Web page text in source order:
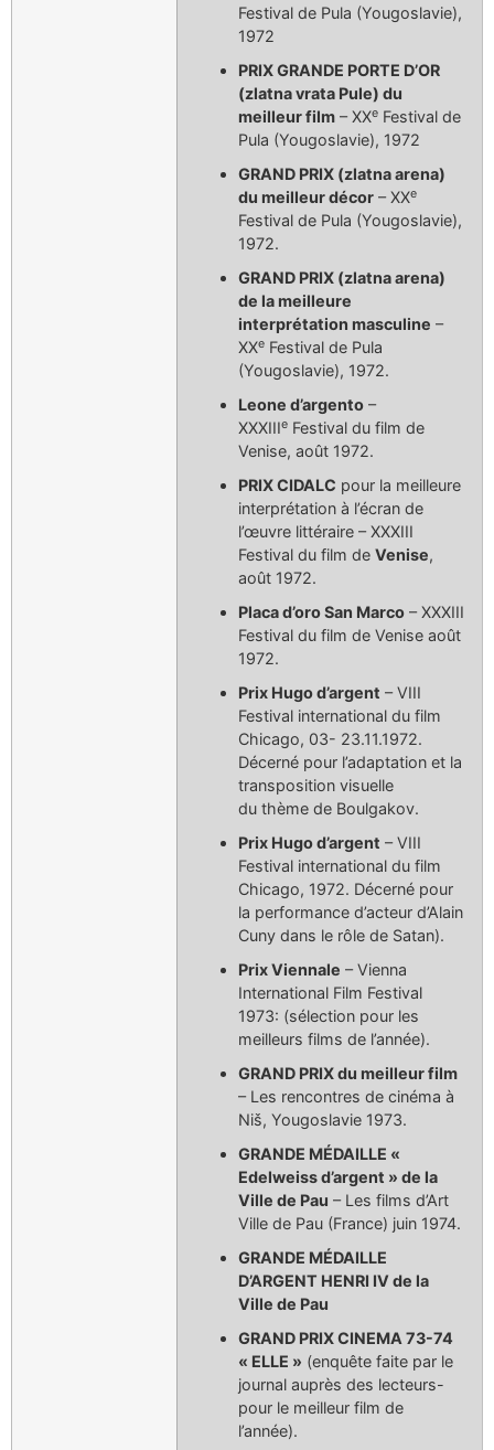
Festival de Pula (Yougoslavie),
1972
PRIX GRANDE PORTE D’OR
(zlatna vrata Pule) du
meilleur film – XXe Festival de
Pula (Yougoslavie), 1972
GRAND PRIX (zlatna arena)
du meilleur décor – XXe
Festival de Pula (Yougoslavie),
1972.
GRAND PRIX (zlatna arena)
de la meilleure
interprétation masculine –
XXe Festival de Pula
(Yougoslavie), 1972.
Leone d’argento –
XXXIIIe Festival du film de
Venise, août 1972.
PRIX CIDALC pour la meilleure
interprétation à l’écran de
l’œuvre littéraire – XXXIII
Festival du film de Venise,
août 1972.
Placa d’oro San Marco – XXXIII
Festival du film de Venise août
1972.
Prix Hugo d’argent – VIII
Festival international du film
Chicago, 03- 23.11.1972.
Décerné pour l’adaptation et la
transposition visuelle
du thème de Boulgakov.
Prix Hugo d’argent – VIII
Festival international du film
Chicago, 1972. Décerné pour
la performance d’acteur d’Alain
Cuny dans le rôle de Satan).
Prix Viennale – Vienna
International Film Festival
1973: (sélection pour les
meilleurs films de l’année).
GRAND PRIX du meilleur film
– Les rencontres de cinéma à
Niš, Yougoslavie 1973.
GRANDE MÉDAILLE «
Edelweiss d’argent » de la
Ville de Pau – Les films d’Art
Ville de Pau (France) juin 1974.
GRANDE MÉDAILLE
D’ARGENT HENRI IV de la
Ville de Pau
GRAND PRIX CINEMA 73-74
« ELLE » (enquête faite par le
journal auprès des lecteurs-
pour le meilleur film de
l’année).